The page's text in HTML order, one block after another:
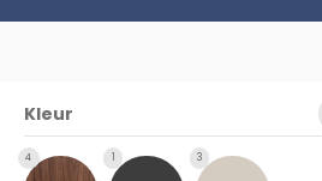
Kleur
4 1 3